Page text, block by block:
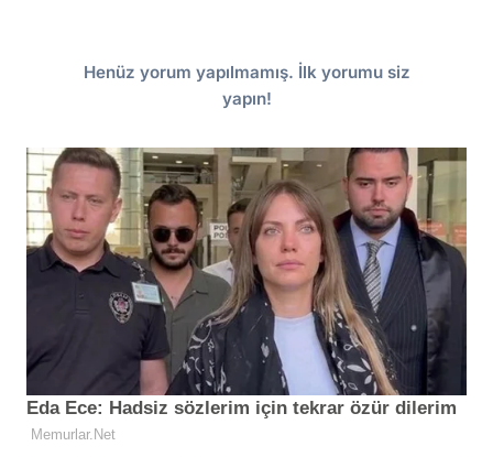
Henüz yorum yapılmamış. İlk yorumu siz
yapın!